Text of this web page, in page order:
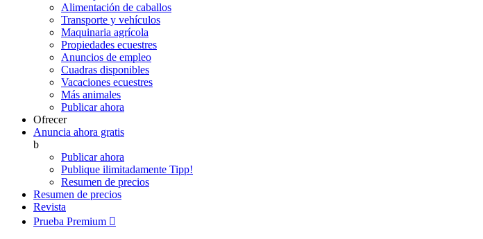
Alimentación de caballos
Transporte y vehículos
Maquinaria agrícola
Propiedades ecuestres
Anuncios de empleo
Cuadras disponibles
Vacaciones ecuestres
Más animales
Publicar ahora
Ofrecer
Anuncia ahora gratis
b
Publicar ahora
Publique ilimitadamente Tipp!
Resumen de precios
Resumen de precios
Revista
Prueba Premium 